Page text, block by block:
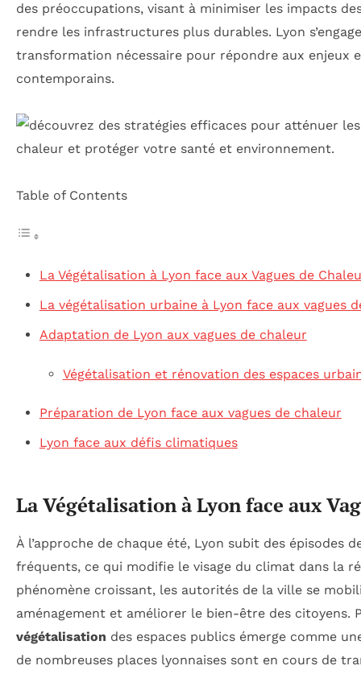
des préoccupations, visant à minimiser les impacts
rendre les infrastructures plus durables. Lyon
transformation nécessaire pour répondre aux enjeux
contemporains.
Table of Contents
La Végétalisation à Lyon face aux Vagues de
La végétalisation urbaine à Lyon face aux vagues
Adaptation de Lyon aux vagues de chaleur
Végétalisation et rénovation des espaces
Préparation de Lyon face aux vagues de chaleur
Lyon face aux défis climatiques
La Végétalisation à Lyon face aux
À l’approche de chaque été, Lyon subit des épisodes
fréquents, ce qui modifie le visage du climat dans la
phénomène croissant, les autorités de la ville se
aménagement et améliorer le bien-être des citoyens.
végétalisation des espaces publics émerge comme
de nombreuses places lyonnaises sont en cours de